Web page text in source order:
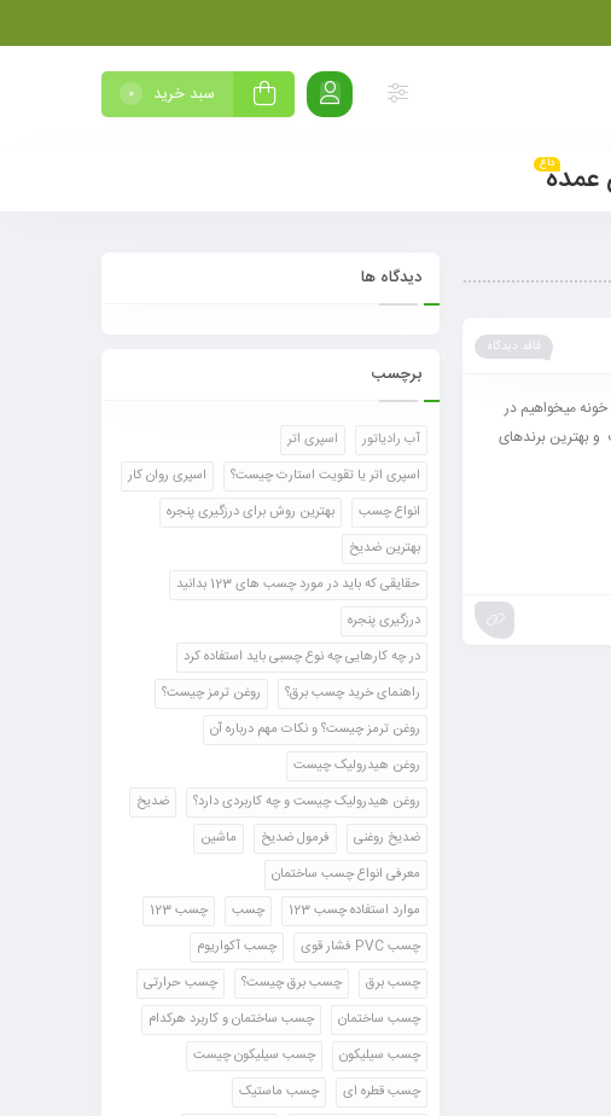
سبد خرید 0
داغ
فاقد دیدگاه
میخواهیم در
بهترین برند‌های
دیدگاه ها
برچسب
آب رادیاتور
اسپری اتر
اسپری اتر یا تقویت استارت چیست؟
اسپری روان کار
انواع چسب
بهترین روش برای درزگیری پنجره
بهترین ضدیخ
حقایقی که باید در مورد چسب های 123 بدانید
درزگیری پنجره
در چه کارهایی چه نوع چسبی باید استفاده کرد
راهنمای خرید چسب برق؟
روغن ترمز چیست؟
روغن ترمز چیست؟ و نکات مهم درباره آن
روغن هیدرولیک چیست
روغن هیدرولیک چیست و چه کاربردی دارد؟
ضدیخ
ضدیخ روغنی
فرمول ضدیخ
ماشین
معرفی انواع چسب ساختمان
موارد استفاده چسب 123
چسب
چسب 123
چسب PVC فشار قوی
چسب آکواریوم
چسب برق
چسب برق چیست؟
چسب حرارتی
چسب ساختمان
چسب ساختمان و کاربرد هرکدام
چسب سیلیکون
چسب سیلیکون چیست
چسب قطره ای
چسب ماستیک